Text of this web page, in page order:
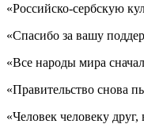
«Российско-сербскую
«Спасибо за вашу
«Все народы мира
«Правительство снова
«Человек человеку